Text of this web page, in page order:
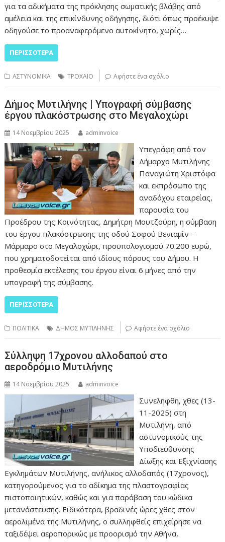
για τα αδικήματα της πρόκλησης σωματικής βλάβης από
αμέλεια και της επικίνδυνης οδήγησης, διότι όπως προέκυψε
οδηγούσε το προαναφερόμενο αυτοκίνητο, χωρίς…
ΠΕΡΙΣΣΌΤΕΡΑ
ΑΣΤΥΝΟΜΙΚΑ ΤΡΟΧΑΙΟ Αφήστε ένα σχόλιο
Δήμος Μυτιλήνης | Υπογραφή σύμβασης
έργου πλακόστρωσης στο Μεγαλοχώρι
14 Νοεμβρίου 2025 adminvoice
Υπεγράφη από τον
Δήμαρχο Μυτιλήνης
Παναγιώτη Χριστόφα
και εκπρόσωπο της
αναδόχου εταιρείας,
παρουσία του
Προέδρου της Κοινότητας, Δημήτρη Μουτζούρη, η σύμβαση
του έργου πλακόστρωσης της οδού Σοφού Βενιαμίν –
Μάρμαρο στο Μεγαλοχώρι, προϋπολογισμού 70.200 ευρώ,
που χρηματοδοτείται από ιδίους πόρους του Δήμου. Η
προθεσμία εκτέλεσης του έργου είναι 6 μήνες από την
υπογραφή της σύμβασης.
ΠΕΡΙΣΣΌΤΕΡΑ
ΠΟΛΙΤΙΚΑ ΔΗΜΟΣ ΜΥΤΙΛΗΝΗΣ Αφήστε ένα σχόλιο
Σύλληψη 17χρονου αλλοδαπού στο
αεροδρόμιο Μυτιλήνης
14 Νοεμβρίου 2025 adminvoice
Συνελήφθη, χθες (13-
11-2025) στη
Μυτιλήνη, από
αστυνομικούς της
Υποδιεύθυνσης
Δίωξης και Εξιχνίασης
Εγκλημάτων Μυτιλήνης, ανήλικος αλλοδαπός (17χρονος),
κατηγορούμενος για το αδίκημα της πλαστογραφίας
πιστοποιητικών, καθώς και για παράβαση του κώδικα
μετανάστευσης. Ειδικότερα, βραδινές ώρες χθες στον
αερολιμένα της Μυτιλήνης, ο συλληφθείς επιχείρησε να
ταξιδέψει αεροπορικώς με προορισμό την Αθήνα,